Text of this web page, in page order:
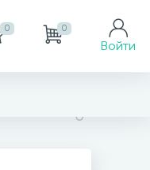
0 0
Войти